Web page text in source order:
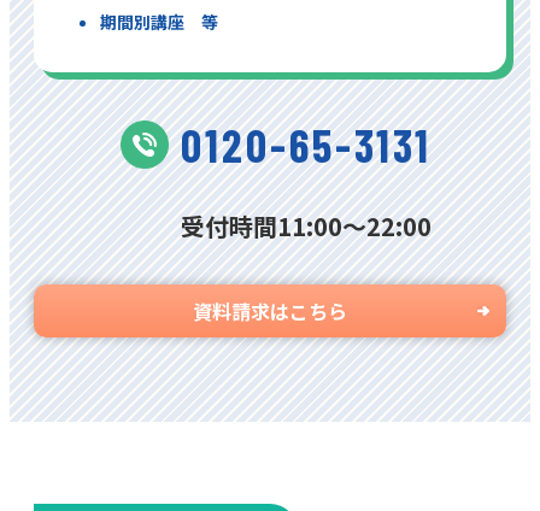
期間別講座 等
0120-65-3131
受付時間11:00〜22:00
資料請求はこちら